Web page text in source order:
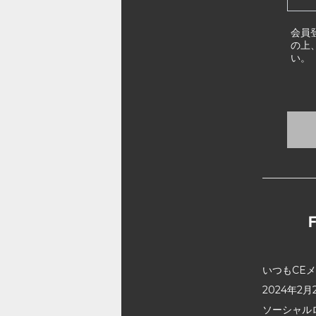
会員
の上
い。
いつもCE
2024年2月
ソーシャ